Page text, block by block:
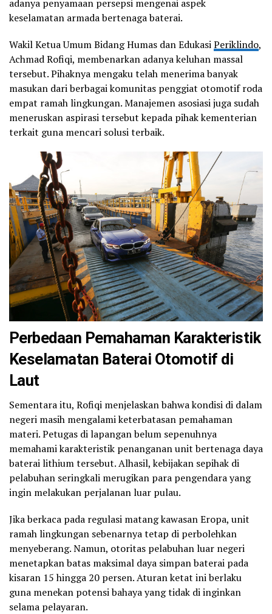
adanya penyamaan persepsi mengenai aspek
keselamatan armada bertenaga baterai.
Wakil Ketua Umum Bidang Humas dan EdukasiPeriklindo,
Achmad Rofiqi, membenarkan adanya keluhan massal
tersebut. Pihaknya mengaku telah menerima banyak
masukan dari berbagai komunitas penggiat otomotif roda
empat ramah lingkungan. Manajemen asosiasi juga sudah
meneruskan aspirasi tersebut kepada pihak kementerian
terkait guna mencari solusi terbaik.
Perbedaan Pemahaman Karakteristik
Keselamatan Baterai Otomotif di
Laut
Sementara itu, Rofiqi menjelaskan bahwa kondisi di dalam
negeri masih mengalami keterbatasan pemahaman
materi. Petugas di lapangan belum sepenuhnya
memahami karakteristik penanganan unit bertenaga daya
baterai lithium tersebut. Alhasil, kebijakan sepihak di
pelabuhan seringkali merugikan para pengendara yang
ingin melakukan perjalanan luar pulau.
Jika berkaca pada regulasi matang kawasan Eropa, unit
ramah lingkungan sebenarnya tetap di perbolehkan
menyeberang. Namun, otoritas pelabuhan luar negeri
menetapkan batas maksimal daya simpan baterai pada
kisaran 15 hingga 20 persen. Aturan ketat ini berlaku
guna menekan potensi bahaya yang tidak di inginkan
selama pelayaran.